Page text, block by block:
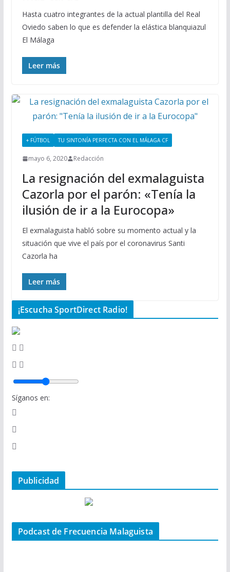
Hasta cuatro integrantes de la actual plantilla del Real
Oviedo saben lo que es defender la elástica blanquiazul
El Málaga
Leer más
+ FÚTBOL TU SINTONÍA PERFECTA CON EL MÁLAGA CF
mayo 6, 2020 Redacción
La resignación del exmalaguista
Cazorla por el parón: «Tenía la
ilusión de ir a la Eurocopa»
El exmalaguista habló sobre su momento actual y la
situación que vive el país por el coronavirus Santi
Cazorla ha
Leer más
¡Escucha SportDirect Radio!
Síganos en:
Publicidad
Podcast de Frecuencia Malaguista